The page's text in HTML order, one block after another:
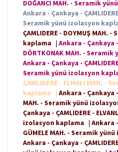
DOĞANCI MAH. - Seramik
Ankara - Çankaya -
Seramik yünü izolasyon
ÇAMLIDERE - DOYMUŞ
kaplama | Ankara - Çankaya -
DÖRTKONAK MAH. -
Ankara - Çankaya -
Seramik yünü izolasyon
ÇAMLIDERE - ELMALI MAH. -
kaplama
| Ankara - Çankaya -
MAH. - Seramik yünü
Çankaya - ÇAMLIDERE -
izolasyon kaplama | Ankara
GÜMELE MAH. - Seramik
Ankara - Çankaya -